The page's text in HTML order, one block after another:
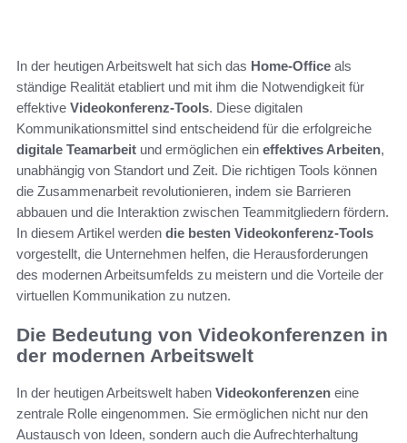
In der heutigen Arbeitswelt hat sich das Home-Office als
ständige Realität etabliert und mit ihm die Notwendigkeit für
effektive Videokonferenz-Tools. Diese digitalen
Kommunikationsmittel sind entscheidend für die erfolgreiche
digitale Teamarbeit und ermöglichen ein effektives Arbeiten,
unabhängig von Standort und Zeit. Die richtigen Tools können
die Zusammenarbeit revolutionieren, indem sie Barrieren
abbauen und die Interaktion zwischen Teammitgliedern fördern.
In diesem Artikel werden die besten Videokonferenz-Tools
vorgestellt, die Unternehmen helfen, die Herausforderungen
des modernen Arbeitsumfelds zu meistern und die Vorteile der
virtuellen Kommunikation zu nutzen.
Die Bedeutung von Videokonferenzen in
der modernen Arbeitswelt
In der heutigen Arbeitswelt haben Videokonferenzen eine
zentrale Rolle eingenommen. Sie ermöglichen nicht nur den
Austausch von Ideen, sondern auch die Aufrechterhaltung